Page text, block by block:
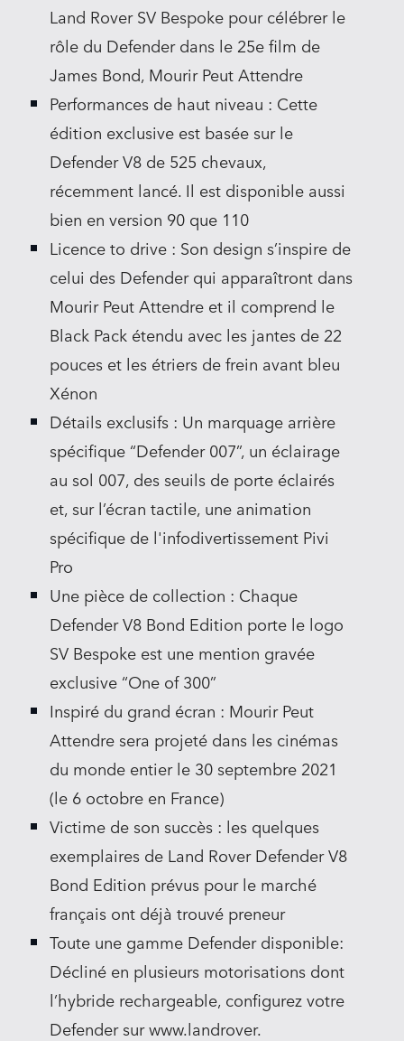
Land Rover SV Bespoke pour célébrer le
rôle du Defender dans le 25e film de
James Bond, Mourir Peut Attendre
Performances de haut niveau : Cette
édition exclusive est basée sur le
Defender V8 de 525 chevaux,
récemment lancé. Il est disponible aussi
bien en version 90 que 110
Licence to drive : Son design s’inspire de
celui des Defender qui apparaîtront dans
Mourir Peut Attendre et il comprend le
Black Pack étendu avec les jantes de 22
pouces et les étriers de frein avant bleu
Xénon
Détails exclusifs : Un marquage arrière
spécifique “Defender 007”, un éclairage
au sol 007, des seuils de porte éclairés
et, sur l’écran tactile, une animation
spécifique de l'infodivertissement Pivi
Pro
Une pièce de collection : Chaque
Defender V8 Bond Edition porte le logo
SV Bespoke est une mention gravée
exclusive “One of 300”
Inspiré du grand écran : Mourir Peut
Attendre sera projeté dans les cinémas
du monde entier le 30 septembre 2021
(le 6 octobre en France)
Victime de son succès : les quelques
exemplaires de Land Rover Defender V8
Bond Edition prévus pour le marché
français ont déjà trouvé preneur
Toute une gamme Defender disponible:
Décliné en plusieurs motorisations dont
l’hybride rechargeable, configurez votre
Defender sur www.landrover.